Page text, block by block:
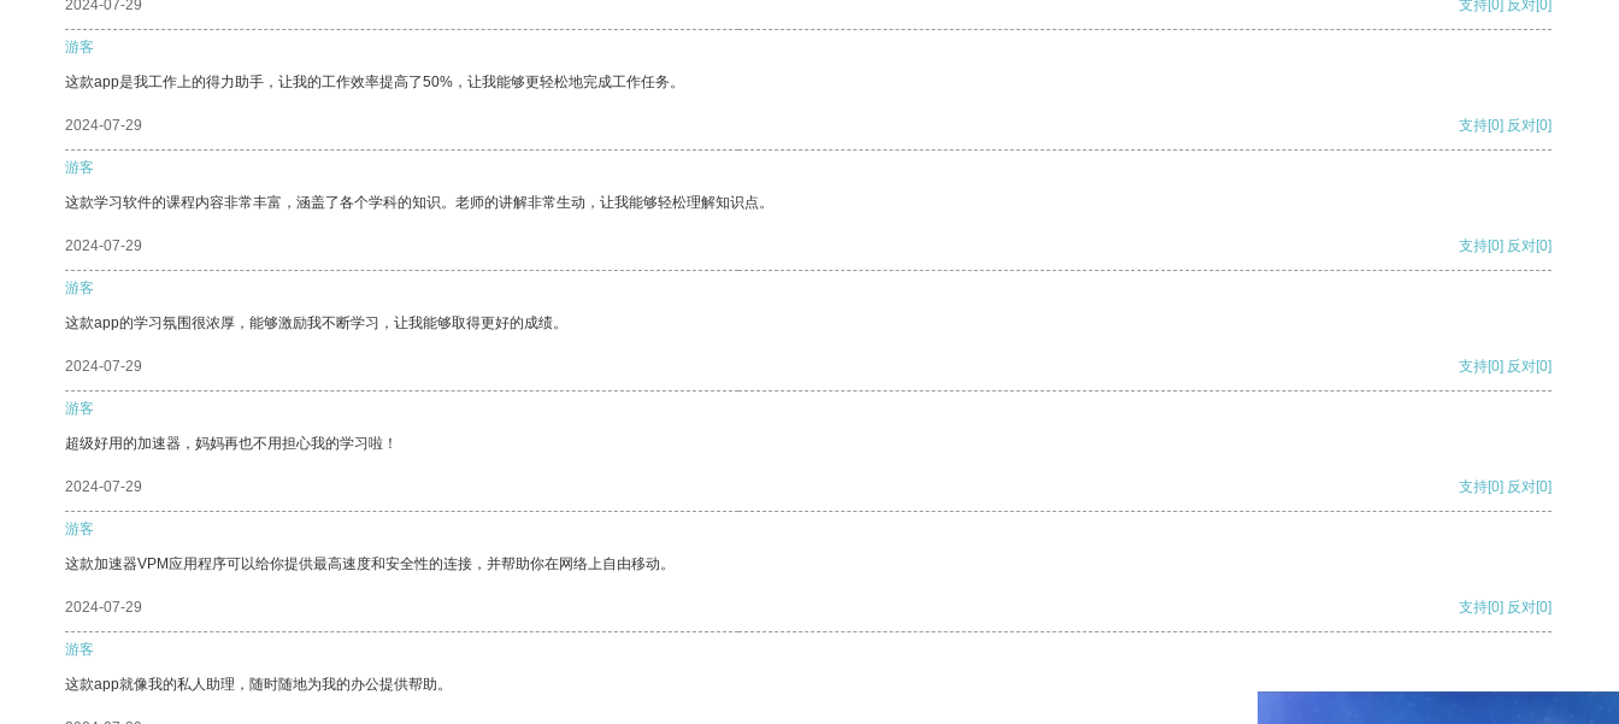
2024-07-29 支持[0] 反对[0]
游客
这款app是我工作上的得力助手，让我的工作效率提高了50%，让我能够更轻松地完成工作任务。
2024-07-29 支持[0] 反对[0]
游客
这款学习软件的课程内容非常丰富，涵盖了各个学科的知识。老师的讲解非常生动，让我能够轻松理解知识点。
2024-07-29 支持[0] 反对[0]
游客
这款app的学习氛围很浓厚，能够激励我不断学习，让我能够取得更好的成绩。
2024-07-29 支持[0] 反对[0]
游客
超级好用的加速器，妈妈再也不用担心我的学习啦！
2024-07-29 支持[0] 反对[0]
游客
这款加速器VPM应用程序可以给你提供最高速度和安全性的连接，并帮助你在网络上自由移动。
2024-07-29 支持[0] 反对[0]
游客
这款app就像我的私人助理，随时随地为我的办公提供帮助。